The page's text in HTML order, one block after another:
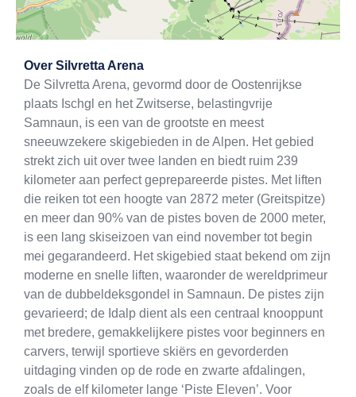
Over Silvretta Arena
De Silvretta Arena, gevormd door de Oostenrijkse
plaats Ischgl en het Zwitserse, belastingvrije
Samnaun, is een van de grootste en meest
sneeuwzekere skigebieden in de Alpen. Het gebied
strekt zich uit over twee landen en biedt ruim 239
kilometer aan perfect geprepareerde pistes. Met liften
die reiken tot een hoogte van 2872 meter (Greitspitze)
en meer dan 90% van de pistes boven de 2000 meter,
is een lang skiseizoen van eind november tot begin
mei gegarandeerd. Het skigebied staat bekend om zijn
moderne en snelle liften, waaronder de wereldprimeur
van de dubbeldeksgondel in Samnaun. De pistes zijn
gevarieerd; de Idalp dient als een centraal knooppunt
met bredere, gemakkelijkere pistes voor beginners en
carvers, terwijl sportieve skiërs en gevorderden
uitdaging vinden op de rode en zwarte afdalingen,
zoals de elf kilometer lange ‘Piste Eleven’. Voor